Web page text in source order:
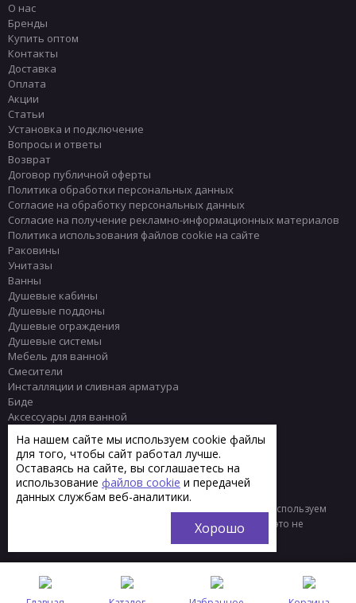
О нас
Бренды
Купить оптом
Контакты
Доставка
Оплата
Акции
Статьи
Установка и подключение
Вопросы и ответы
Возврат
Договор публичной оферты
Политика обработки персональных данных
Согласие на обработку персональных данных
Согласие на получение рекламно-информационных материалов
Политика использования файлов cookie на сайте
Раковины
Унитазы
Ванны
Душевые кабины
Душевые поддоны
Душевые ограждения
Душевые системы
Мебель для ванной
Смесители
Инсталляции и сливная арматура
Биде
Аксессуары для ванной
Полотенцесушители
Комплектующие
Плитка
© 2013 - 2026 Интернет-магазин сантехники Тренд
Мы используем
файлы «cookie» для функционирования сайта. Если вас это не
На нашем сайте мы используем cookie файлы
для того, чтобы сайт работал лучше.
Оставаясь на сайте, вы соглашаетесь на
использование файлов cookie и передачей
данных службам веб-аналитики.
Хорошо